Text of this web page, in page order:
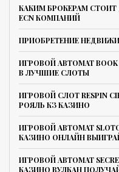
КАКИМ БРОКЕРАМ СТОИТ
ECN КОМПАНИЙ
ПРИОБРЕТЕНИЕ
ИГРОВОЙ АВТОМАТ
В ЛУЧШИЕ СЛОТЫ
ИГРОВОЙ СЛОТ RESPIN
РОЯЛЬ КЗ КАЗИНО
ИГРОВОЙ АВТОМАТ
КАЗИНО ОНЛАЙН
ИГРОВОЙ АВТОМАТ
КАЗИНО ВУЛКАН